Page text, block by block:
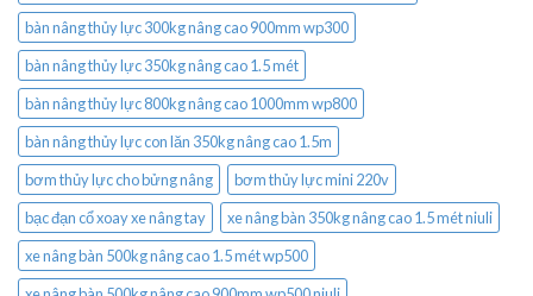
bàn nâng thủy lực 300kg nâng cao 900mm wp300
bàn nâng thủy lực 350kg nâng cao 1.5 mét
bàn nâng thủy lực 800kg nâng cao 1000mm wp800
bàn nâng thủy lực con lăn 350kg nâng cao 1.5m
bơm thủy lực cho bửng nâng
bơm thủy lực mini 220v
bạc đạn cổ xoay xe nâng tay
xe nâng bàn 350kg nâng cao 1.5 mét niuli
xe nâng bàn 500kg nâng cao 1.5 mét wp500